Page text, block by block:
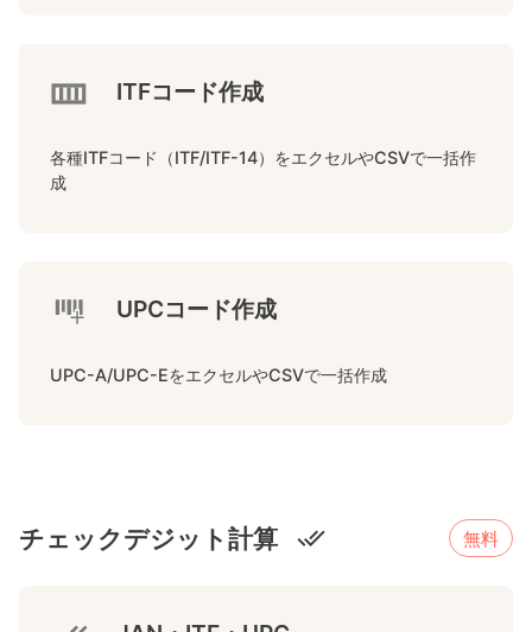
ITFコード作成
各種ITFコード（ITF/ITF-14）をエクセルやCSVで一括作
成
UPCコード作成
UPC-A/UPC-EをエクセルやCSVで一括作成
チェックデジット計算 無料